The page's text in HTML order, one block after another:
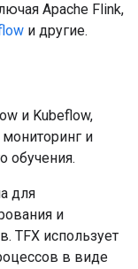
Apache Flink,
и другие.
и Kubeflow,
и
обучения.
для
и
TFX использует
в виде